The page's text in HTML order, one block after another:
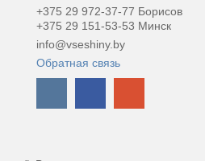
+375 29 972-37-77 Борисов
+375 29 151-53-53 Минск
info@vseshiny.by
Обратная связь